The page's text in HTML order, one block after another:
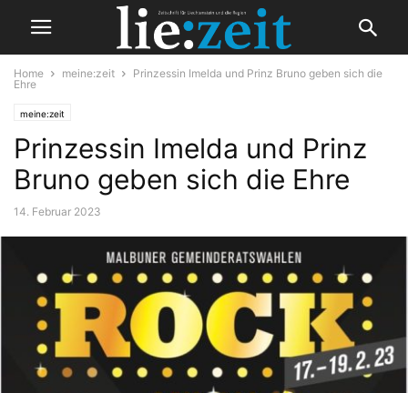
Home meine:zeit
Prinzessin Imelda und Prinz Bruno geben sich die
Ehre
meine:zeit
Prinzessin Imelda und Prinz
Bruno geben sich die Ehre
14. Februar 2023